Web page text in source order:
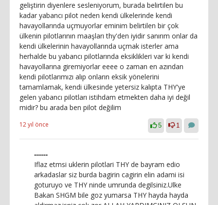
geliştirin diyenlere sesleniyorum, burada belirtilen bu
kadar yabancı pilot neden kendi ülkelerinde kendi
havayollarında uçmuyorlar eminim belirtilen bir çok
ülkenin pilotlarının maaşları thy'den iyidir sanırım onlar da
kendi ülkelerinin havayollarında uçmak isterler ama
herhalde bu yabancı pilotlarında eksiklikleri var ki kendi
havayollarına giremiyorlar eeee o zaman en azından
kendi pilotlarımızı alıp onların eksik yönelerini
tamamlamak, kendi ülkesinde yetersiz kalıpta THY'ye
gelen yabancı pilotları istihdam etmekten daha iyi değil
midir? bu arada ben pilot değilim
12 yıl önce 5 1
.......
Iflaz etmsi uklerin pilotlari THY de bayram edio
arkadaslar siz burda bagirin cagirin elin adami isi
goturuyo ve THY ninde umrunda degilsiniz.Ulke
Bakan SHGM bile goz yumarsa THY hayda hayda